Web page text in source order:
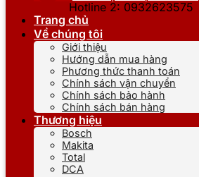
Hotline 2: 0932623575
Trang chủ
Về chúng tôi
Giới thiệu
Hướng dẫn mua hàng
Phương thức thanh toán
Chính sách vận chuyển
Chính sách bảo hành
Chính sách bán hàng
Thương hiệu
Bosch
Makita
Total
DCA